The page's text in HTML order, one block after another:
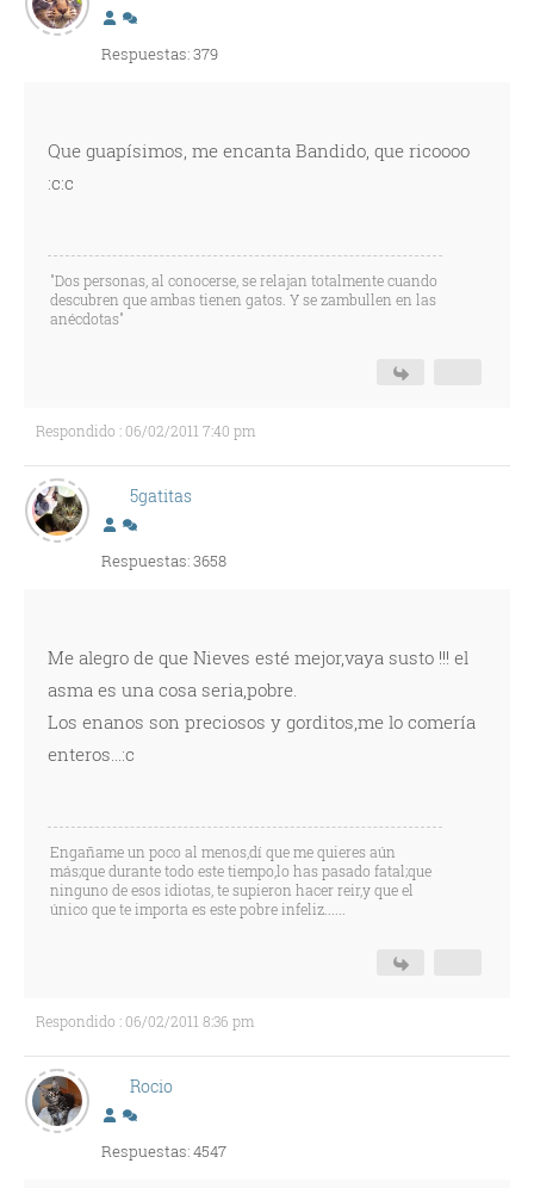
Respuestas: 379
Que guapísimos, me encanta Bandido, que ricoooo
:c:c
"Dos personas, al conocerse, se relajan totalmente cuando
descubren que ambas tienen gatos. Y se zambullen en las
anécdotas"
Respondido : 06/02/2011 7:40 pm
5gatitas
Respuestas: 3658
Me alegro de que Nieves esté mejor,vaya susto !!! el
asma es una cosa seria,pobre.
Los enanos son preciosos y gorditos,me lo comería
enteros...:c
Engañame un poco al menos,dí que me quieres aún
más;que durante todo este tiempo,lo has pasado fatal;que
ninguno de esos idiotas, te supieron hacer reir,y que el
único que te importa es este pobre infeliz......
Respondido : 06/02/2011 8:36 pm
Rocio
Respuestas: 4547